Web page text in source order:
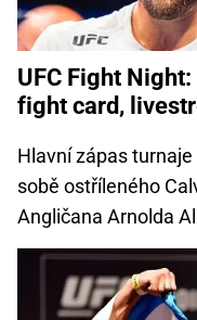
UFC Fight
fight card,
Hlavní zápas
sobě ostříleného
Angličana Arnolda